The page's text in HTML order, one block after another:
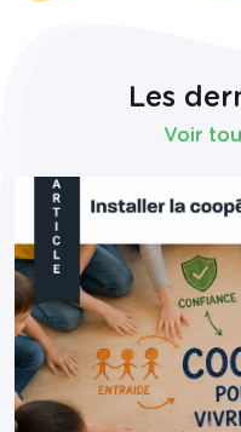
Les
Voir